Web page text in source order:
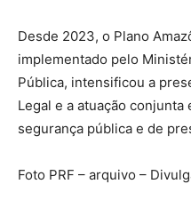
Desde 2023, o Plano
implementado pelo
Pública, intensificou a
Legal e a atuação
segurança pública e de
Foto PRF – arquivo –